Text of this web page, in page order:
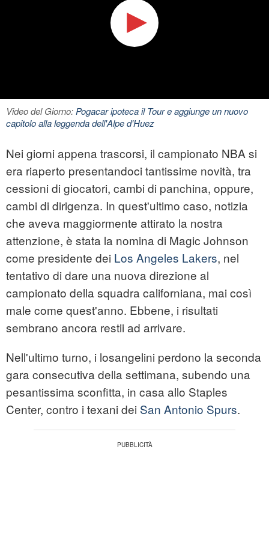
Video del Giorno:Pogacar ipoteca il Tour e aggiunge un nuovo
capitolo alla leggenda dell'Alpe d'Huez
Nei giorni appena trascorsi, il campionato NBA si
era riaperto presentandoci tantissime novità, tra
cessioni di giocatori, cambi di panchina, oppure,
cambi di dirigenza. In quest'ultimo caso, notizia
che aveva maggiormente attirato la nostra
attenzione, è stata la nomina di Magic Johnson
come presidente dei Los Angeles Lakers, nel
tentativo di dare una nuova direzione al
campionato della squadra californiana, mai così
male come quest'anno. Ebbene, i risultati
sembrano ancora restii ad arrivare.
Nell'ultimo turno, i losangelini perdono la seconda
gara consecutiva della settimana, subendo una
pesantissima sconfitta, in casa allo Staples
Center, contro i texani dei San Antonio Spurs.